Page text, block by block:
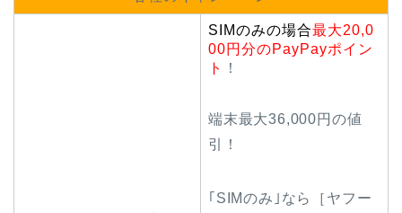
SIMのみの場合最大20,0
00円分のPayPayポイン
ト
！
端末最大36,000円の値
引！
｢SIMのみ｣なら［ヤフー